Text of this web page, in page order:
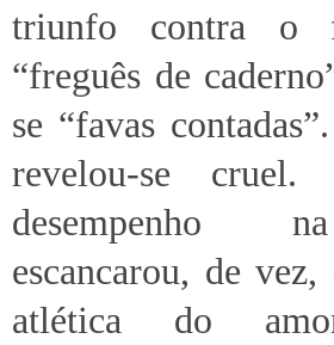
triunfo contra o
“freguês de
se “favas
revelou-se
desempenho
escancarou, de
atlética do